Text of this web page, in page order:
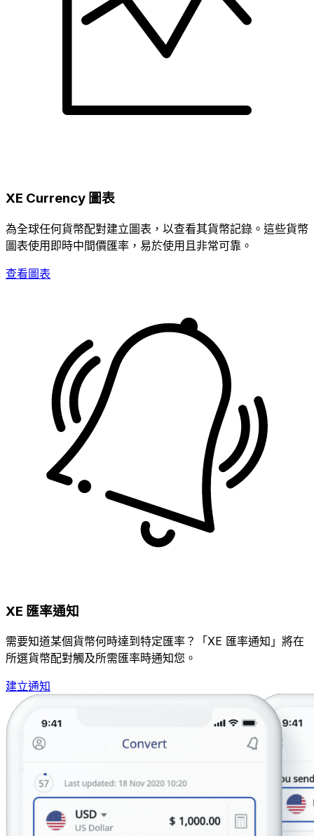
XE Currency 圖表
為全球任何貨幣配對建立圖表，以查看其貨幣記錄。這些貨幣
圖表使用即時中間價匯率，易於使用且非常可靠。
查看圖表
XE 匯率通知
需要知道某個貨幣何時達到特定匯率？「XE 匯率通知」將在
所選貨幣配對觸及所需匯率時通知您。
建立通知